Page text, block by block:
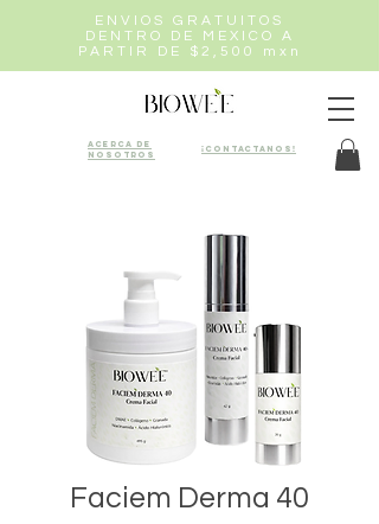
ENVIOS GRATUITOS
DENTRO DE MEXICO A
PARTIR DE $2,500 mxn
Acerca de
nosotros
¡Contactanos!
Faciem Derma 40